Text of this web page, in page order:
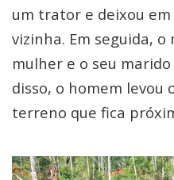
um trator e deixou
vizinha. Em seguida,
mulher e o seu
disso, o homem
terreno que fica